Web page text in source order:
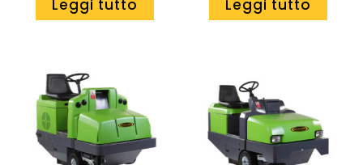
Leggi tutto Leggi tutto